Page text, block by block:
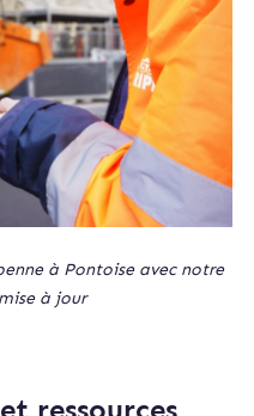
à Pontoise avec notre
à jour